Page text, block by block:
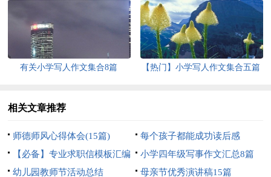
有关小学写人作文集合8篇 【热门】小学写人作文集合五篇
相关文章推荐
师德师风心得体会(15篇)
每个孩子都能成功读后感
【必备】专业求职信模板汇编
五篇
小学四年级写事作文汇总8篇
幼儿园教师节活动总结
母亲节优秀演讲稿15篇